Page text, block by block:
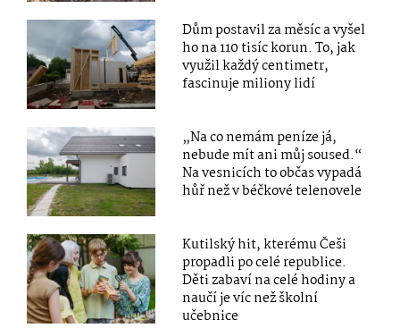
Dům postavil za měsíc a vyšel
ho na 110 tisíc korun. To, jak
využil každý centimetr,
fascinuje miliony lidí
„Na co nemám peníze já,
nebude mít ani můj soused.“
Na vesnicích to občas vypadá
hůř než v béčkové telenovele
Kutilský hit, kterému Češi
propadli po celé republice.
Děti zabaví na celé hodiny a
naučí je víc než školní
učebnice